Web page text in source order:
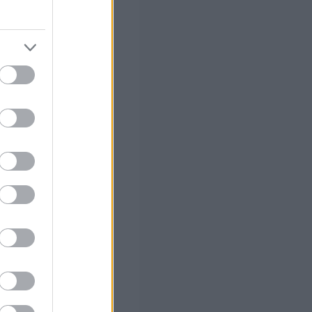
είναι,
κοινωνίας
μείωση
καθώς και οι
αναπνευστικές
ΕΣΥ, η
της